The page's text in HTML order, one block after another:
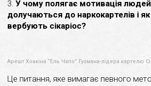
3. У чому полягає мотивація
долучаються до наркокартелів і
вербують сікаріос?
Арешт Хоакіна “Ель Чапо” Гузмана-лідера картелю
Це питання, яке вимагає певного